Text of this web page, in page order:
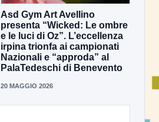
Asd Gym Art Avellino
presenta “Wicked: Le ombre
e le luci di Oz”. L’eccellenza
irpina trionfa ai campionati
Nazionali e “approda” al
PalaTedeschi di Benevento
20 MAGGIO 2026